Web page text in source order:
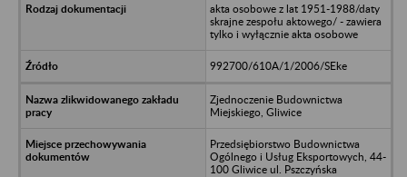
akta osobowe z lat 1951-1988/daty
skrajne zespołu aktowego/ - zawiera
tylko i wyłącznie akta osobowe
992700/610A/1/2006/SEke
Zjednoczenie Budownictwa
Miejskiego, Gliwice
Przedsiębiorstwo Budownictwa
Ogólnego i Usług Eksportowych, 44-
100 Gliwice ul. Pszczyńska